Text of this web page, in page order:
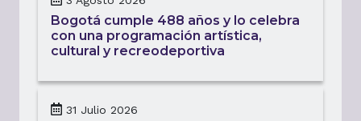
Bogotá cumple 488 años y lo celebra
con una programación artística,
cultural y recreodeportiva
31 Julio 2026